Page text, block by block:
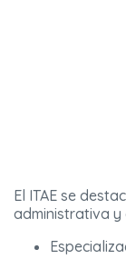
El ITAE se
administrativa y